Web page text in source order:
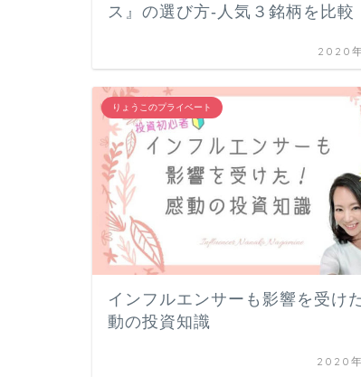
ス』の選び方-人気３銘柄を比較
2020
りょうこのプライベート
インフルエンサーも影響を受け
動の投資知識
2020